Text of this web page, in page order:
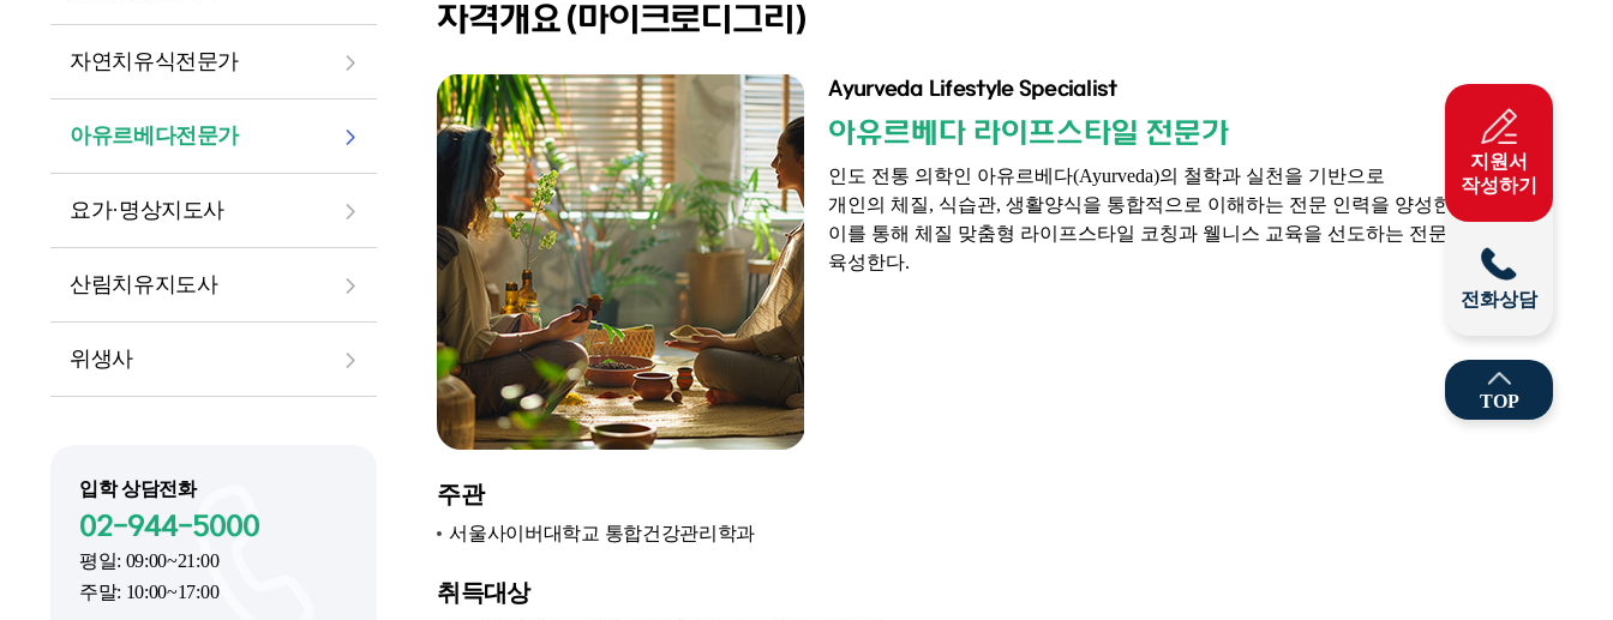
자연치유식전문가
아유르베다전문가
요가·명상지도사
산림치유지도사
위생사
입학 상담전화
02-944-5000
평일: 09:00~21:00
주말: 10:00~17:00
자격개요(마이크로디그리)
Ayurveda Lifestyle Specialist
아유르베다 라이프스타일 전문가
인도 전통 의학인 아유르베다(Ayurveda)의 철학과 실천을 기반으로
개인의 체질, 식습관, 생활양식을 통합적으로 이해하는 전문 인력을 양성한다.
이를 통해 체질 맞춤형 라이프스타일 코칭과 웰니스 교육을 선도하는 전문가를
육성한다.
주관
서울사이버대학교 통합건강관리학과
취득대상
지원서
작성하기
전화상담
TOP